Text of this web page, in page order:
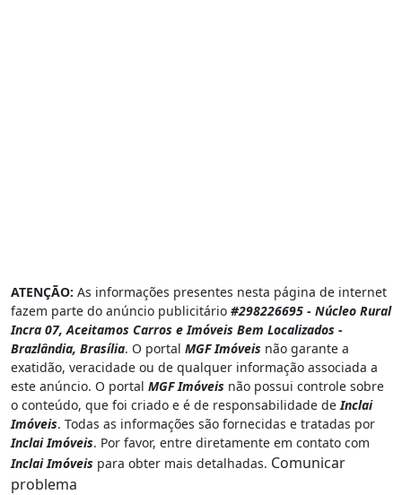
ATENÇÃO: As informações presentes nesta página de internet
fazem parte do anúncio publicitário #298226695 - Núcleo Rural
Incra 07, Aceitamos Carros e Imóveis Bem Localizados -
Brazlândia, Brasília. O portal MGF Imóveis não garante a
exatidão, veracidade ou de qualquer informação associada a
este anúncio. O portal MGF Imóveis não possui controle sobre
o conteúdo, que foi criado e é de responsabilidade de Inclai
Imóveis. Todas as informações são fornecidas e tratadas por
Inclai Imóveis. Por favor, entre diretamente em contato com
Inclai Imóveis para obter mais detalhadas. Comunicar
problema